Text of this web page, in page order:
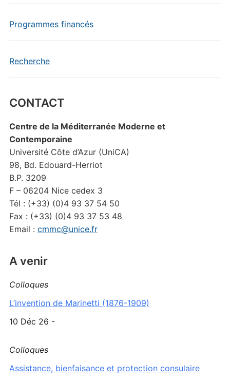
Programmes financés
Recherche
CONTACT
Centre de la Méditerranée Moderne et
Contemporaine
Université Côte d’Azur (UniCA)
98, Bd. Edouard-Herriot
B.P. 3209
F – 06204 Nice cedex 3
Tél : (+33) (0)4 93 37 54 50
Fax : (+33) (0)4 93 37 53 48
Email : cmmc@unice.fr
A venir
Colloques
L’invention de Marinetti (1876-1909)
10 Déc 26 -
Colloques
Assistance, bienfaisance et protection consulaire